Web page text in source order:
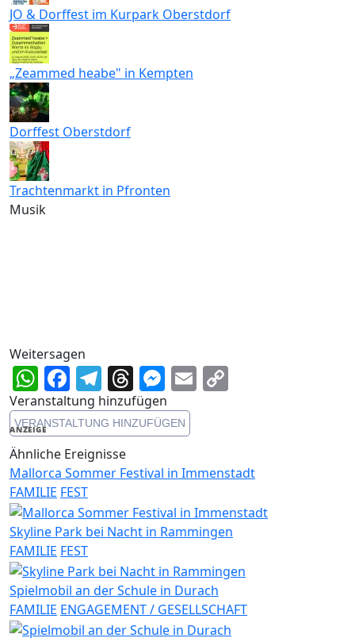
JO & Dorffest im Kurpark Oberstdorf
„Zeammed heabe" in Kempten
Dorffest Oberstdorf
Trachtenmarkt in Pfronten
Musik
Weitersagen
WhatsApp
Facebook
Telegram
Threads
Messenger
Email
Veranstaltung hinzufügen
VERANSTALTUNG HINZUFÜGEN
ANZEIGE
Ähnliche Ereignisse
Mallorca Sommer Festival in Immenstadt
FAMILIE FEST
Skyline Park bei Nacht in Rammingen
FAMILIE FEST
Spielmobil an der Schule in Durach
FAMILIE ENGAGEMENT / GESELLSCHAFT